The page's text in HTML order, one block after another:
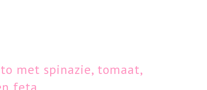
met spinazie, tomaat,